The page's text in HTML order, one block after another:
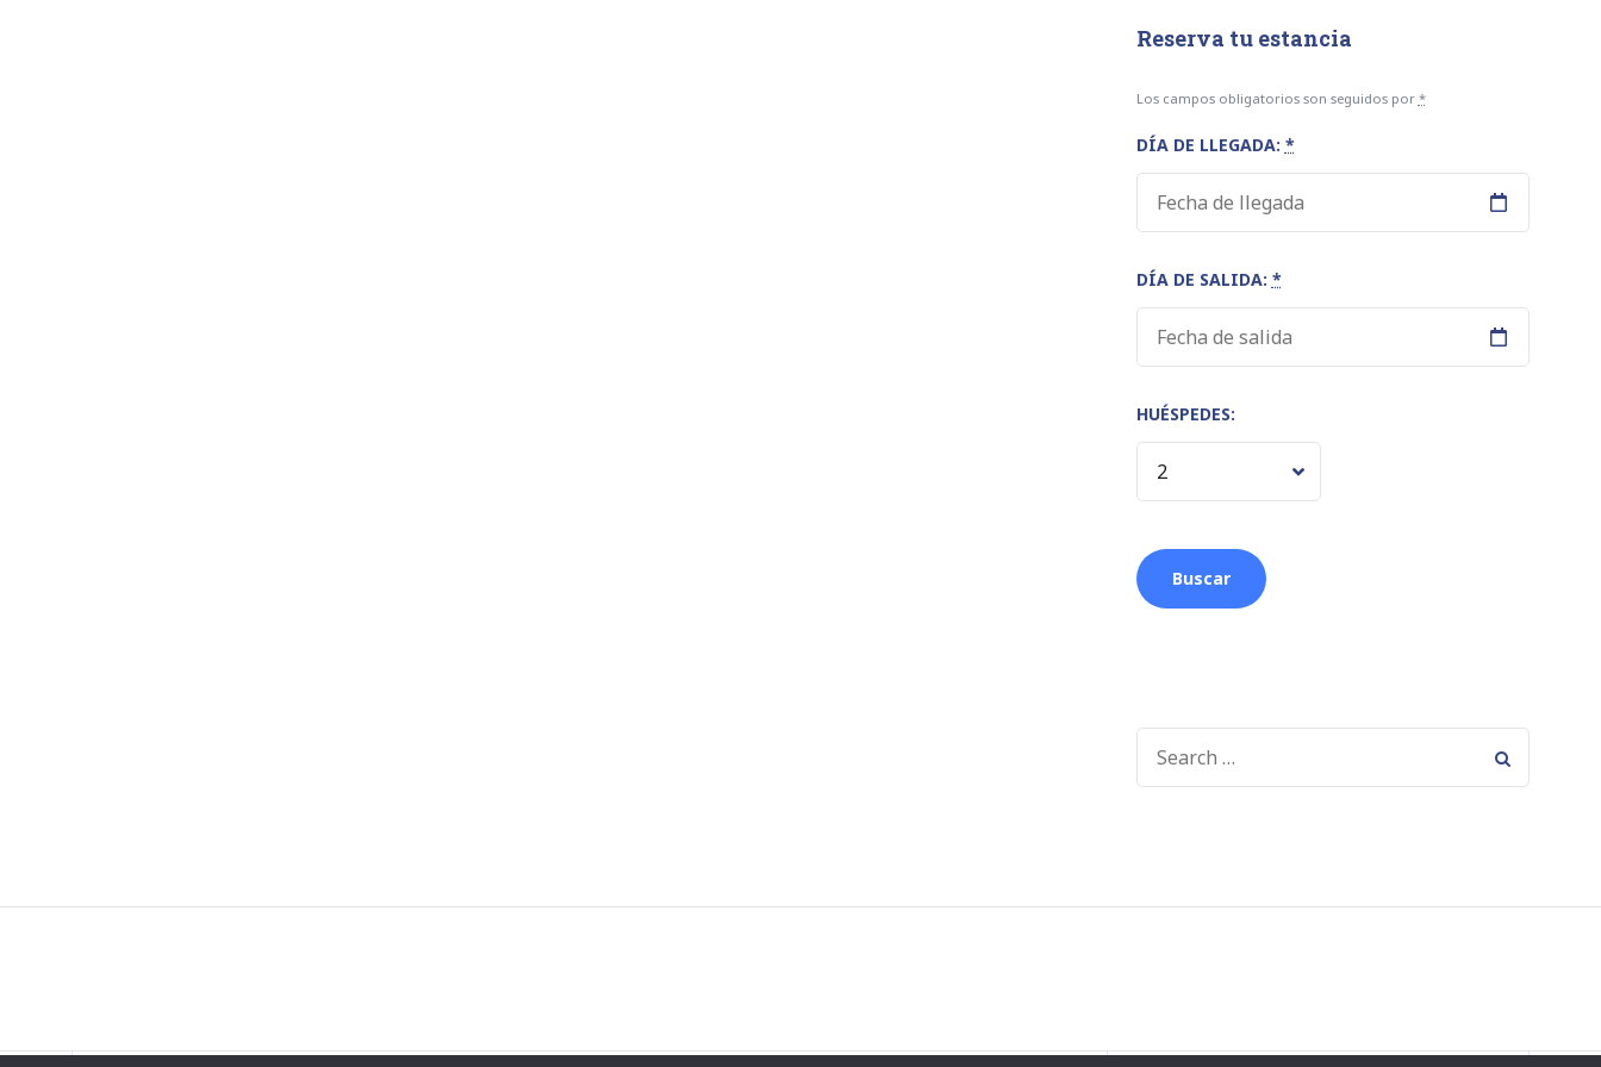
Reserva tu estancia
Los campos obligatorios son seguidos por *
DÍA DE LLEGADA: *
DÍA DE SALIDA: *
HUÉSPEDES:
SEARCH
FOR: